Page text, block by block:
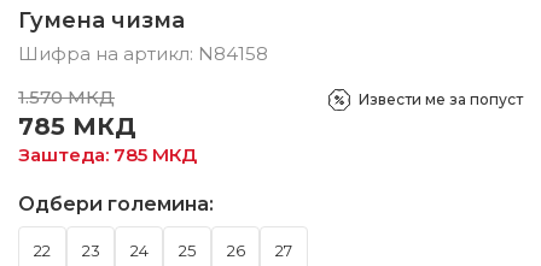
Гумена чизма
Шифра на артикл: N84158
1.570 МКД
785 МКД
Заштеда: 785 МКД
Извести ме за попуст
Одбери големина:
22 23 24 25 26 27